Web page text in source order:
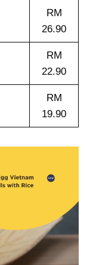
RM
26.90
RM
22.90
RM
19.90